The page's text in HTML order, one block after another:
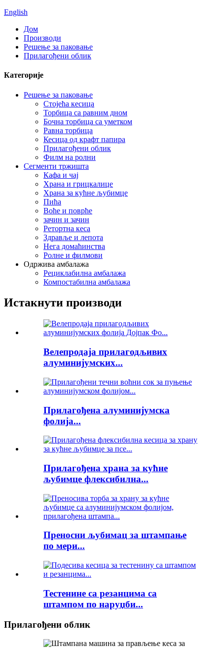
English
Дом
Производи
Решење за паковање
Прилагођени облик
Категорије
Решење за паковање
Стојећа кесица
Торбица са равним дном
Бочна торбица са уметком
Равна торбица
Кесица од крафт папира
Прилагођени облик
Филм на ролни
Сегменти тржишта
Кафа и чај
Храна и грицкалице
Храна за кућне љубимце
Пића
Воће и поврће
зачин и зачин
Ретортна кеса
Здравље и лепота
Нега домаћинства
Ролне и филмови
Одржива амбалажа
Рециклабилна амбалажа
Компостабилна амбалажа
Истакнути производи
Велепродаја прилагодљивих
алуминијумских...
Прилагођена алуминијумска
фолија...
Прилагођена храна за кућне
љубимце флексибилна...
Преносни љубимац за штампање
по мери...
Тестенине са резанцима са
штампом по наруџби...
Прилагођени облик